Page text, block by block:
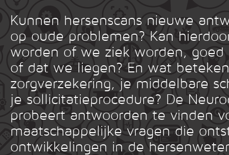
Kunnen hersenscans nieuwe
op oude problemen? Kan
worden of we ziek worden, goed
of dat we liegen? En wat
zorgverzekering, je middelbare
je sollicitatieprocedure? De
probeert antwoorden te vinden
maatschappelijke vragen die
ontwikkelingen in de